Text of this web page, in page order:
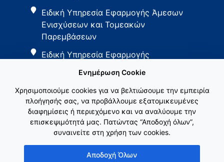
Ειδική Υπηρεσία Εφαρμογής Άμεσων
Ενισχύσεων και Τομεακών
Παρεμβάσεων
Ειδική Υπηρεσία Εφαρμογής
Εθνικό Δίκτυο ΚΑΠ
Ενημέρωση Cookie
Χρησιμοποιούμε cookies για να βελτιώσουμε την εμπειρία
πλοήγησής σας, να προβάλλουμε εξατομικευμένες
διαφημίσεις ή περιεχόμενο και να αναλύουμε την
επισκεψιμότητά μας. Πατώντας “Αποδοχή όλων”,
συναινείτε στη χρήση των cookies.
Αποδοχή Όλων